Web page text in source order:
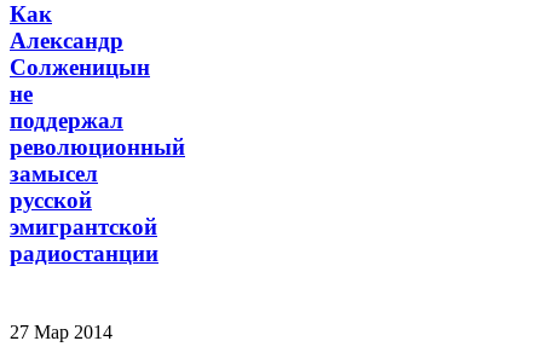
Как
Александр
Солженицын
не
поддержал
революционный
замысел
русской
эмигрантской
радиостанции
27 Мар 2014